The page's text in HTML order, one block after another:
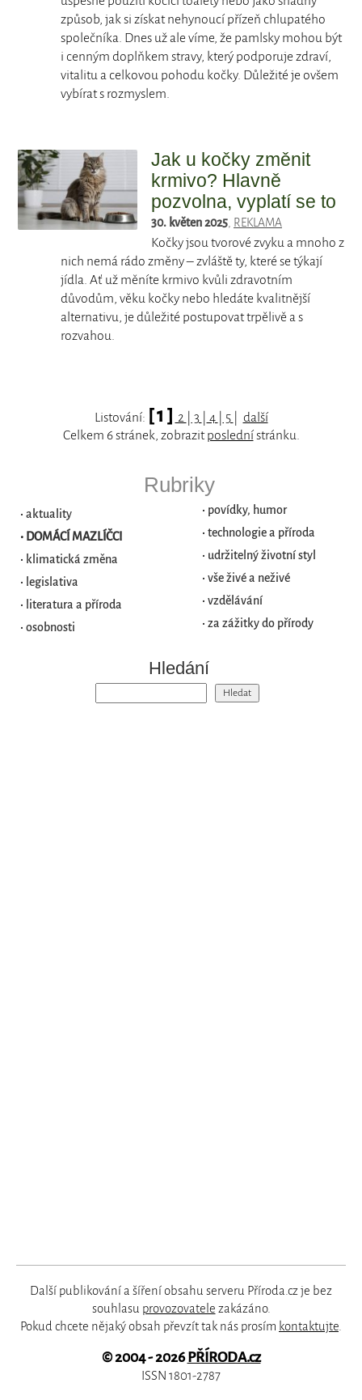
způsob, jak si získat nehynoucí přízeň chlupatého
společníka. Dnes už ale víme, že pamlsky mohou být
i cenným doplňkem stravy, který podporuje zdraví,
vitalitu a celkovou pohodu kočky. Důležité je ovšem
vybírat s rozmyslem.
Jak u kočky změnit
krmivo? Hlavně
pozvolna, vyplatí se to
30. květen 2025 REKLAMA
Kočky jsou tvorové zvyku a mnoho z
nich nemá rádo změny – zvláště ty, které se týkají
jídla. Ať už měníte krmivo kvůli zdravotním
důvodům, věku kočky nebo hledáte kvalitnější
alternativu, je důležité postupovat trpělivě a s
rozvahou.
Listování: [ 1 ] 2 3 4 5
další
Celkem 6 stránek, zobrazitposlednístránku.
Rubriky
• aktuality
• DOMÁCÍ MAZLÍČCI
• klimatická změna
• legislativa
• literatura a příroda
• osobnosti
• povídky, humor
• technologie a příroda
• udržitelný životní styl
• vše živé a neživé
• vzdělávání
• za zážitky do přírody
Hledání
Další publikování a šíření obsahu serveru Příroda.cz je bez
souhlasu provozovatele zakázáno.
Pokud chcete nějaký obsah převzít tak nás prosím kontaktujte
© 2004 - 2026PŘÍRODA.cz
ISSN 1801-2787